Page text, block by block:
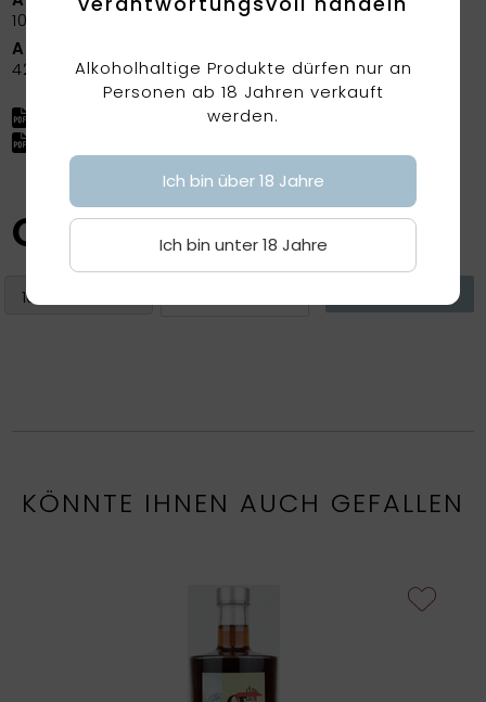
100 cl
Artikelnummer
4209
Factsheet herunterladen
CHF30.70
KÖNNTE IHNEN AUCH GEFALLEN
Alkoholhaltige Produkte dürfen nur an
Personen ab 18 Jahren verkauft
werden.
Ich bin über 18 Jahre
Ich bin unter 18 Jahre